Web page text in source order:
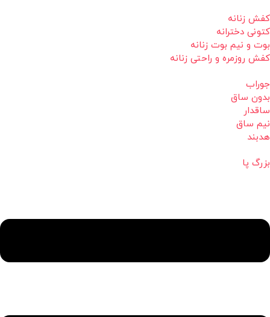
کفش زنانه
کتونی دخترانه
بوت و نیم بوت زنانه
کفش روزمره و راحتی زنانه
جوراب
بدون ساق
ساقدار
نیم ساق
هدبند
بزرگ پا